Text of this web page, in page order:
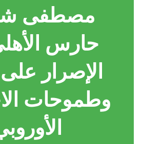
مصطفى
حارس
الإصرار على
وطموحات